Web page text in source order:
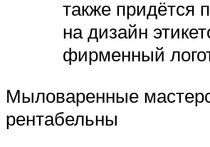
также придётся
на дизайн
фирменный
Мыловаренные
рентабельны